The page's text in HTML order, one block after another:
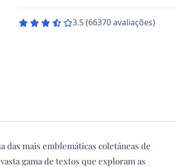
3.5 (66370 avaliações)
das mais emblemáticas coletâneas de
gama de textos que exploram as